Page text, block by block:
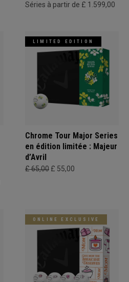
Séries à partir de £ 1.599,00
LIMITED EDITION
Chrome Tour Major Series
en édition limitée : Majeur
d’Avril
£ 65,00 £ 55,00
ONLINE EXCLUSIVE